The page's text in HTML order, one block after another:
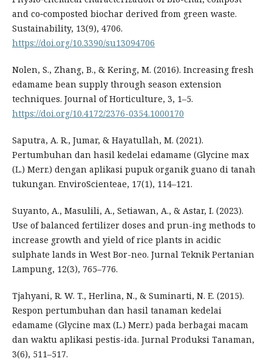
and co‐composted biochar derived from green waste.
Sustainability, 13(9), 4706.
https://doi.org/10.3390/su13094706
Nolen, S., Zhang, B., & Kering, M. (2016). Increasing fresh
edamame bean supply through season extension
techniques. Journal of Horticulture, 3, 1–5.
https://doi.org/10.4172/2376-0354.1000170
Saputra, A. R., Jumar, & Hayatullah, M. (2021).
Pertumbuhan dan hasil kedelai edamame (Glycine max
(L.) Merr.) dengan aplikasi pupuk organik guano di tanah
tukungan. EnviroScienteae, 17(1), 114–121.
Suyanto, A., Masulili, A., Setiawan, A., & Astar, I. (2023).
Use of balanced fertilizer doses and prun-ing methods to
increase growth and yield of rice plants in acidic
sulphate lands in West Bor-neo. Jurnal Teknik Pertanian
Lampung, 12(3), 765–776.
Tjahyani, R. W. T., Herlina, N., & Suminarti, N. E. (2015).
Respon pertumbuhan dan hasil tanaman kedelai
edamame (Glycine max (L.) Merr.) pada berbagai macam
dan waktu aplikasi pestis-ida. Jurnal Produksi Tanaman,
3(6), 511–517.